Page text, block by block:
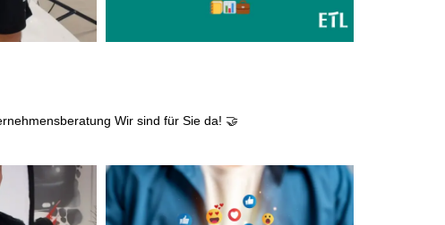
Wir sind für Sie da! 🤝